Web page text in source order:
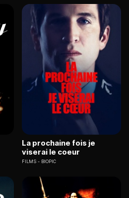
La prochaine fois je
viserai le coeur
FILMS BIOPIC